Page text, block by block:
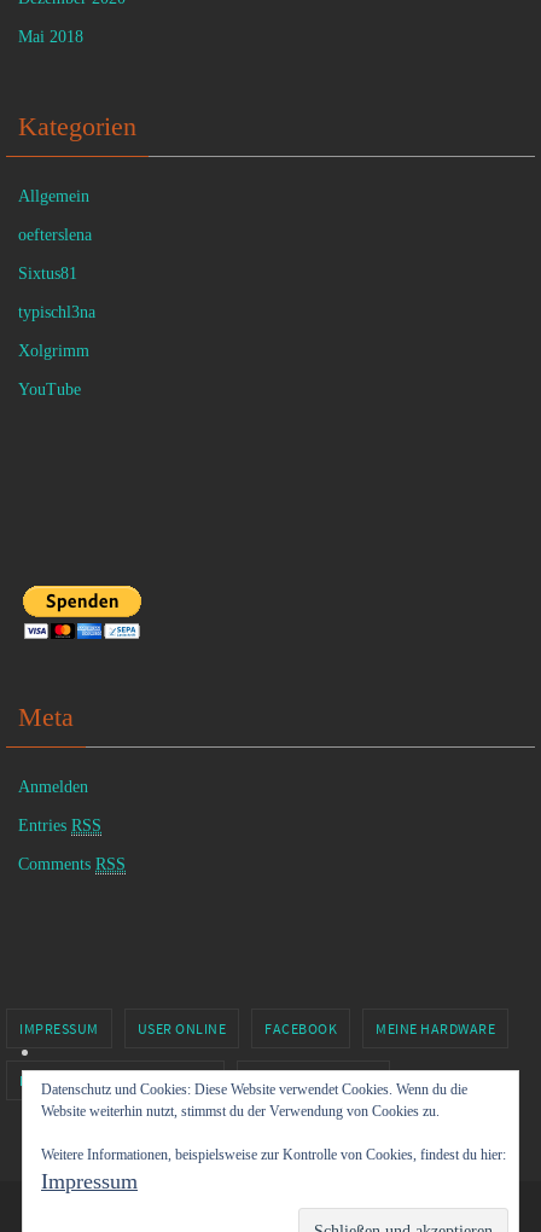
Mai 2018
Kategorien
Allgemein
oefterslena
Sixtus81
typischl3na
Xolgrimm
YouTube
Meta
Anmelden
Entries RSS
Comments RSS
IMPRESSUM USER ONLINE FACEBOOK MEINE HARDWARE
MINECRAFT BY XOLGRIMM.DE SIXTUS81 – TWITCH
Datenschutz und Cookies: Diese Website verwendet Cookies. Wenn du die
Website weiterhin nutzt, stimmst du der Verwendung von Cookies zu.
Weitere Informationen, beispielsweise zur Kontrolle von Cookies, findest du hier:
Impressum